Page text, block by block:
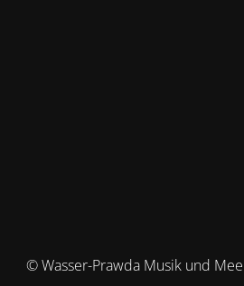
© Wasser-Prawda Musik und